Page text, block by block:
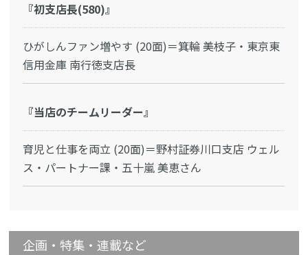
『初支店長(580)』
ひがしんファン増やす (20面)＝箕輪 美枝子・東京東
信用金庫 南行徳支店長
『当店のチームリーダー』
育児と仕事を両立 (20面)＝野村証券川口支店 ウェル
ス・パートナー課・五十嵐 美恵さん
企画・特集・連載など